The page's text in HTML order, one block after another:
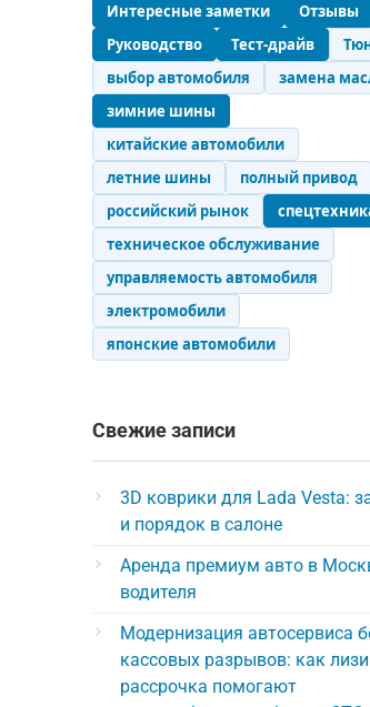
Интересные заметки
Отзывы
Руководство
Тест-драйв
выбор автомобиля
замена
зимние шины
китайские автомобили
летние шины
полный привод
российский рынок
техническое обслуживание
управляемость автомобиля
электромобили
японские автомобили
Свежие записи
3D коврики для Lada Vesta:
и порядок в салоне
Аренда премиум авто в
водителя
Модернизация автосервиса
кассовых разрывов: как
рассрочка помогают